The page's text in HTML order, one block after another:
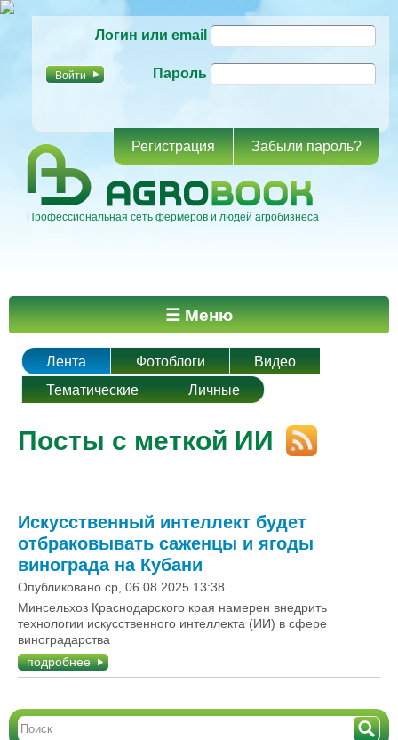
основному
Логин или email
Пароль
Регистрация Забыли пароль?
Профессиональная сеть фермеров и людей агробизнеса
Главное меню ☰ Меню
Лента Фотоблоги
Видео
Тематические
Личные
Посты с меткой ИИ
Искусственный интеллект будет
отбраковывать саженцы и ягоды
винограда на Кубани
Опубликовано ср, 06.08.2025 13:38
Минсельхоз Краснодарского края намерен внедрить
технологии искусственного интеллекта (ИИ) в сфере
виноградарства
подробнее